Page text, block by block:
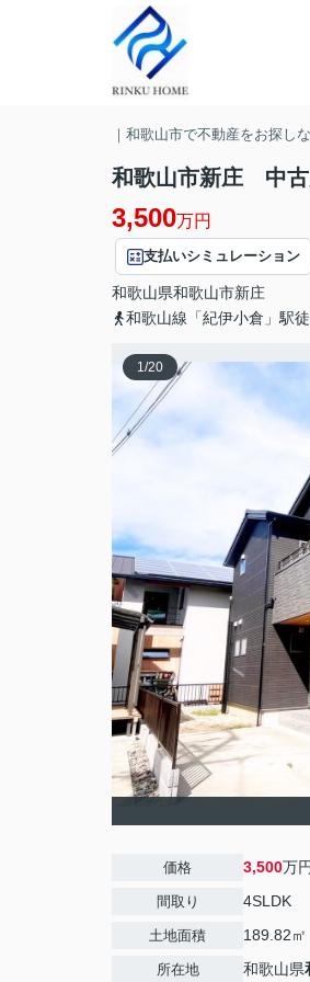
｜和歌山市で不動産をお探し
和歌山市新庄 中
3,500万円
支払いシミュレーション
和歌山県和歌山市新庄
和歌山線「紀伊小倉」駅
1/20
価格 3,500万円
間取り 4SLDK
土地面積 189.82㎡
所在地 和歌山県